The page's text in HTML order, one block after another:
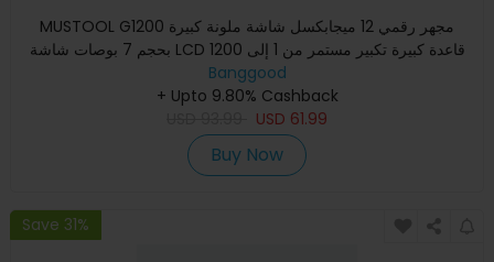
MUSTOOL G1200 مجهر رقمي 12 ميجابكسل شاشة ملونة كبيرة
بحجم 7 بوصات شاشة LCD قاعدة كبيرة تكبير مستمر من 1 إلى 1200
مرة مع
Banggood
+ Upto 9.80% Cashback
USD 61.99
Buy Now
Save 31%